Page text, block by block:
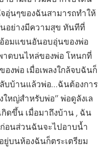
อุ่นๆของฉันสามารถทำให้
นอย่างมีความสุข ทันทีที่
อมแขนอันอบอุ่นของพ่อ
ดบนไหล่ของพ่อ โหนกที่
องพ่อ เมื่อเพลงใกล้จบฉันก็
บบ้านแล้วพ่อ…ฉันต้องการ
หญ่สำหรับพ่อ” พ่อดูลังเล
กิดขึ้น เมื่อมาถึงบ้าน , ฉัน
อนส่วนฉันจะไปอาบน้ำ
บนห้องฉันก็ตระเตรียม